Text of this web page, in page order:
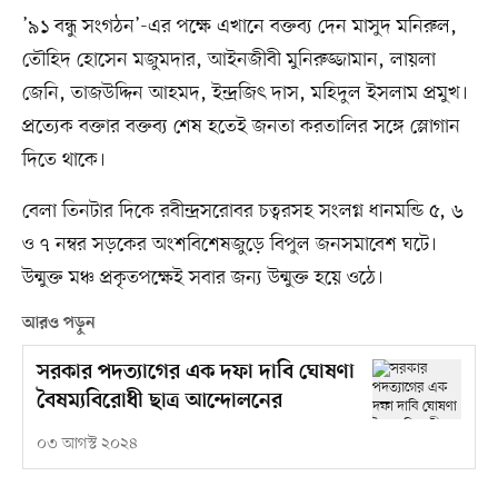
’৯১ বন্ধু সংগঠন’-এর পক্ষে এখানে বক্তব্য দেন মাসুদ মনিরুল,
তৌহিদ হোসেন মজুমদার, আইনজীবী মুনিরুজ্জামান, লায়লা
জেনি, তাজউদ্দিন আহমদ, ইন্দ্রজিৎ দাস, মহিদুল ইসলাম প্রমুখ।
প্রত্যেক বক্তার বক্তব্য শেষ হতেই জনতা করতালির সঙ্গে স্লোগান
দিতে থাকে।
বেলা তিনটার দিকে রবীন্দ্রসরোবর চত্বরসহ সংলগ্ন ধানমন্ডি ৫, ৬
ও ৭ নম্বর সড়কের অংশবিশেষজুড়ে বিপুল জনসমাবেশ ঘটে।
উন্মুক্ত মঞ্চ প্রকৃতপক্ষেই সবার জন্য উন্মুক্ত হয়ে ওঠে।
আরও পড়ুন
সরকার পদত্যাগের এক দফা দাবি ঘোষণা
বৈষম্যবিরোধী ছাত্র আন্দোলনের
০৩ আগস্ট ২০২৪